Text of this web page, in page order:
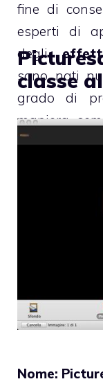
fine di
esperti di
degli
sono nati
grado di
maniera
questa
classe
Nome: